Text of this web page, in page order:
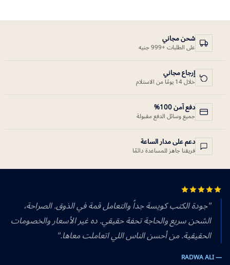
شحن مجاني
على الطلبات +999 جنيه
إرجاع مجاني
خلال 14 يومًا من الاستلام
دفع آمن 100%
جميع وسائل الدفع مقبولة
دعم على مدار الساعة
فريقنا جاهز للمساعدة دائمًا
"جودة الكتب كويسة جداً والتعامل قمة في الذوق. الصراحة،
الشحن سريع والحاجة تحفة حقيقي. ده غير الأسعار والخصومات
الحقيقية. من أحسن الناس اللي اتعاملت معاها."
— RADWA ALI